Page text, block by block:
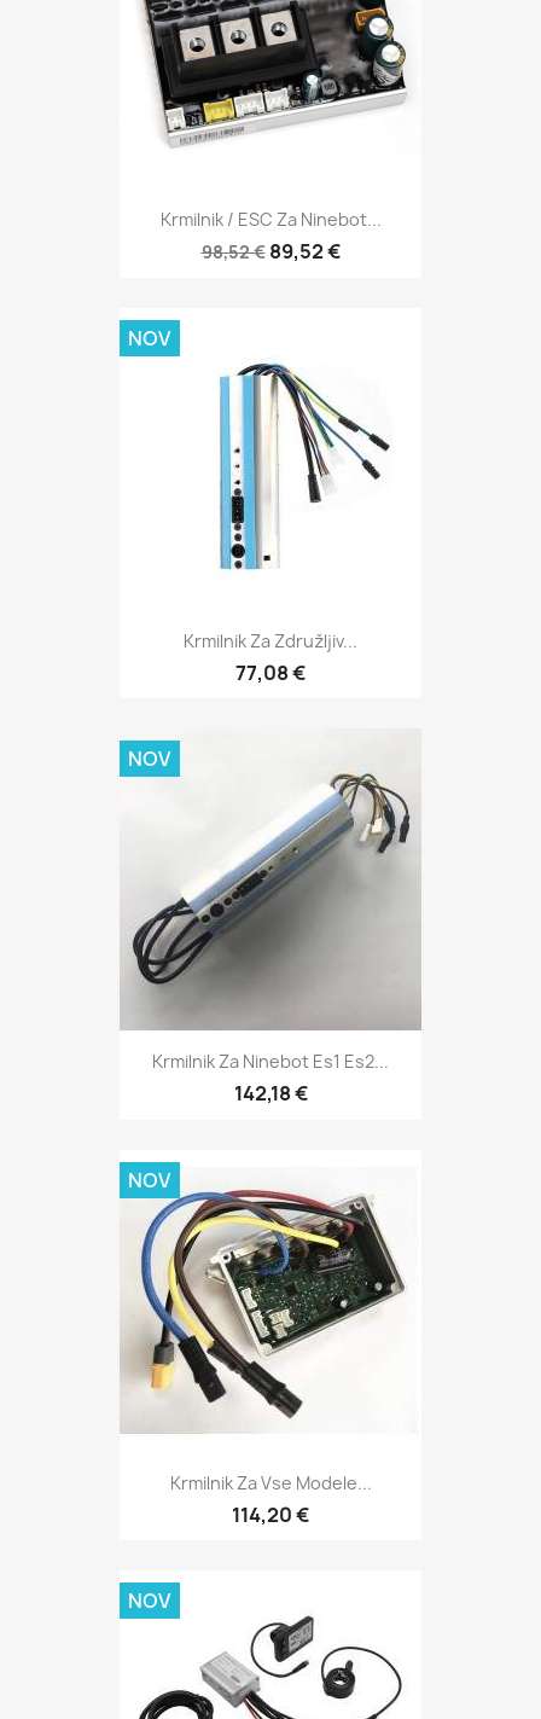
Krmilnik / ESC Za Ninebot...
98,52 € 89,52 €
Krmilnik Za Združljiv...
77,08 €
NOV
Krmilnik Za Ninebot Es1 Es2...
142,18 €
NOV
Krmilnik Za Vse Modele...
114,20 €
NOV
NOV